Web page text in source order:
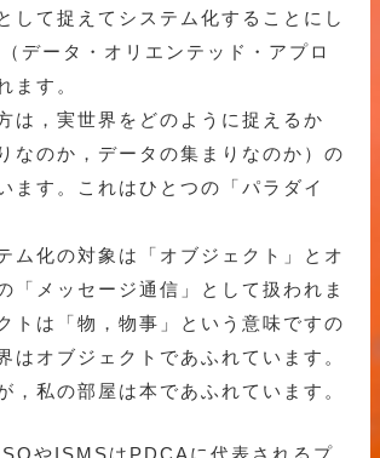
して捉えてシステム化することにし
データ・オリエンテッド・アプロ
ます。
は，実世界をどのように捉えるか
なのか，データの集まりなのか）の
ます。これはひとつの「パラダイ
ム化の対象は「オブジェクト」とオ
「メッセージ通信」として扱われま
トは「物，物事」という意味ですの
はオブジェクトであふれています。
，私の部屋は本であふれています。